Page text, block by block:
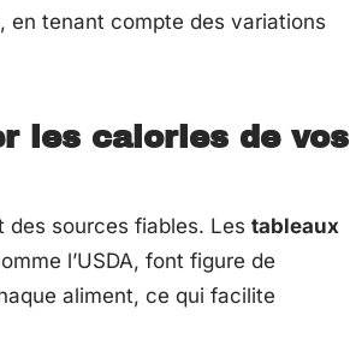
en tenant compte des variations
les calories de vos
des sources fiables. Les tableaux
l’USDA, font figure de
aliment, ce qui facilite